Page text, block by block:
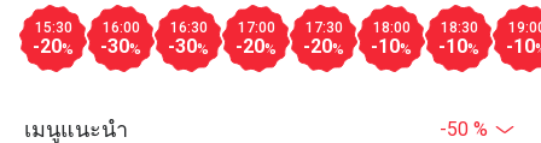
15:30
-20%
16:00
-30%
16:30
-30%
17:00
-20%
17:30
-20%
18:00
-10%
18:30
-10% -10
เมนูแนะนำ -50 %